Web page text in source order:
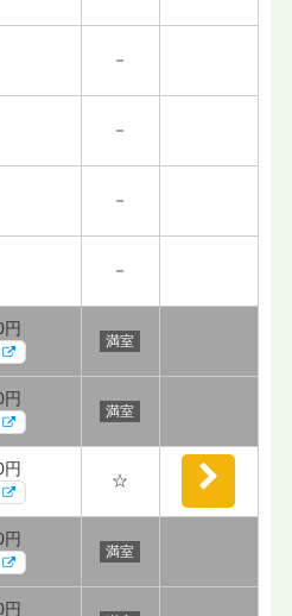
－
－
－
－
満室
満室
☆
満室